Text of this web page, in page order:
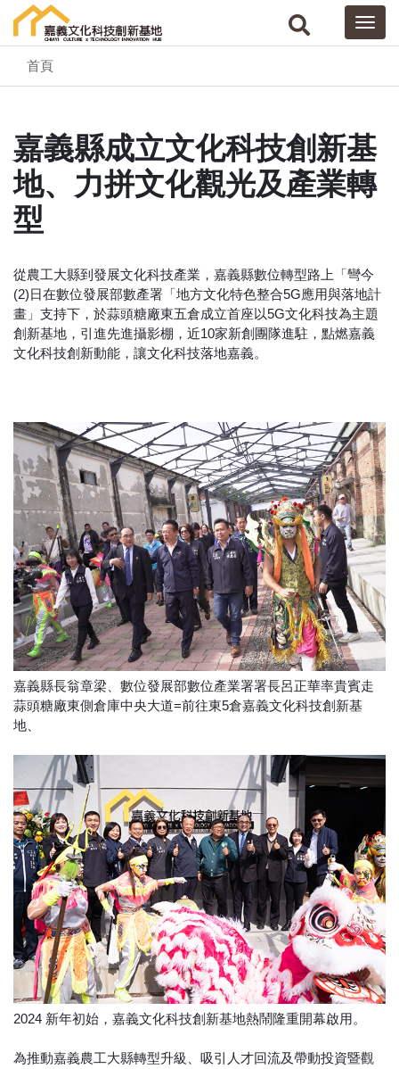
首頁
嘉義縣成立文化科技創新基
地、力拼文化觀光及產業轉
型
從農工大縣到發展文化科技產業，嘉義縣數位轉型路上「彎今
(2)日在數位發展部數產署「地方文化特色整合5G應用與落地計
畫」支持下，於蒜頭糖廠東五倉成立首座以5G文化科技為主題
創新基地，引進先進攝影棚，近10家新創團隊進駐，點燃嘉義
文化科技創新動能，讓文化科技落地嘉義。
嘉義縣長翁章梁、數位發展部數位產業署署長呂正華率貴賓走
蒜頭糖廠東側倉庫中央大道=前往東5倉嘉義文化科技創新基
地、
2024 新年初始，嘉義文化科技創新基地熱鬧隆重開幕啟用。
為推動嘉義農工大縣轉型升級、吸引人才回流及帶動投資暨觀